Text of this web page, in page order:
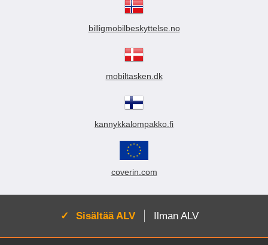
billigmobilbeskyttelse.no
mobiltasken.dk
kannykkalompakko.fi
coverin.com
Aktivoi:
Sisältää ALV Ilman ALV